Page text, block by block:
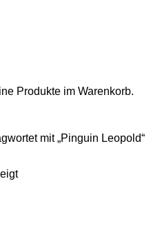
Produkte im Warenkorb.
mit „Pinguin Leopold“